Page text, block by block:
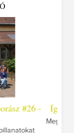
borász #25
készülünk